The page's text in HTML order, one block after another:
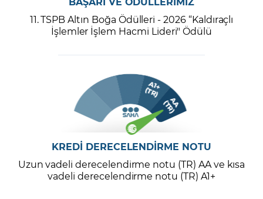
11. TSPB Altın Boğa Ödülleri - 2026 “Kaldıraçlı
İşlemler İşlem Hacmi Lideri" Ödülü
KREDİ DERECELENDİRME NOTU
Uzun vadeli derecelendirme notu (TR) AA ve kısa
vadeli derecelendirme notu (TR) A1+